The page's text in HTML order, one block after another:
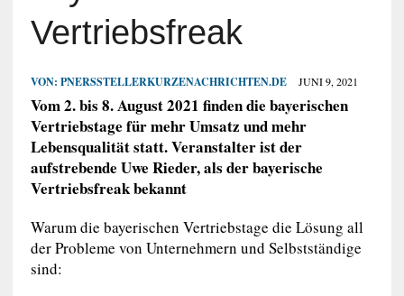
Vertriebsfreak
VON: PNERSSTELLERKURZENACHRICHTEN.DE JUNI 9, 2021
Vom 2. bis 8. August 2021 finden die bayerischen
Vertriebstage für mehr Umsatz und mehr
Lebensqualität statt. Veranstalter ist der
aufstrebende Uwe Rieder, als der bayerische
Vertriebsfreak bekannt
Warum die bayerischen Vertriebstage die Lösung all
der Probleme von Unternehmern und Selbstständige
sind: